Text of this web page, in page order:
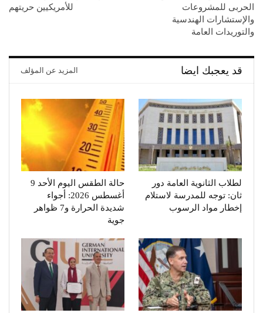
الحربى للمشروعات
والإستشارات الهندسية
والتوريدات العامة
للأمريكيين حريتهم
قد يعجبك ايضا المزيد عن المؤلف
لطلاب الثانوية العامة دور
ثان: توجه للمدرسة لاستلام
إخطار مواد الرسوب
حالة الطقس اليوم الأحد 9
أغسطس 2026: أجواء
شديدة الحرارة و7 ظواهر
جوية